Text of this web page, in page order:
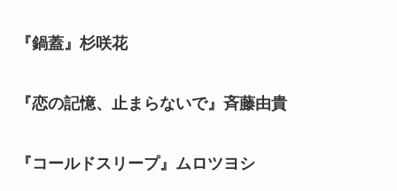
『鍋蓋』杉咲花
『恋の記憶、止まらないで』斉藤由貴
『コールドスリープ』ムロツヨシ